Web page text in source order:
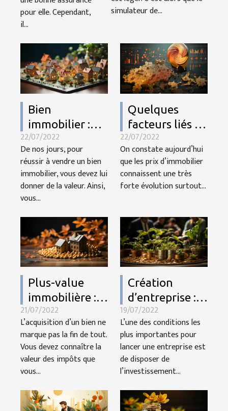
pour elle. Cependant,
il...
simulateur de...
Bien
immobilier :
quelques
astuces pour le
mettre en
valeur
22/07/2022
De nos jours, pour
réussir à vendre un bien
immobilier, vous devez lui
donner de la valeur. Ainsi,
vous...
Quelques
facteurs liés à
l'évolution des
prix de
l'immobilier.
22/07/2022
On constate aujourd’hui
que les prix d’immobilier
connaissent une très
forte évolution surtout...
Plus-value
immobilière :
comment la
calculer ?
21/07/2022
L’acquisition d’un bien ne
marque pas la fin de tout.
Vous devez connaître la
valeur des impôts que
vous...
Création
d’entreprise :
quelques
astuces pour
financer le
projet
19/07/2022
L’une des conditions les
plus importantes pour
lancer une entreprise est
de disposer de
l’investissement...